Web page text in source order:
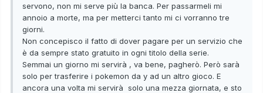
servono, non mi serve più la banca. Per passarmeli mi
annoio a morte, ma per metterci tanto mi ci vorranno tre
giorni.
Non concepisco il fatto di dover pagare per un servizio che
è da sempre stato gratuito in ogni titolo della serie.
Semmai un giorno mi servirà , va bene, pagherò. Però sarà
solo per trasferire i pokemon da y ad un altro gioco. E
ancora una volta mi servirà solo una mezza giornata, e sto